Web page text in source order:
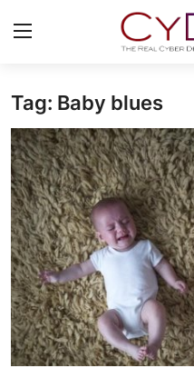
Login
Home
News
Contact
Redaksi
Politik
Olahraga
Tag: Baby blues